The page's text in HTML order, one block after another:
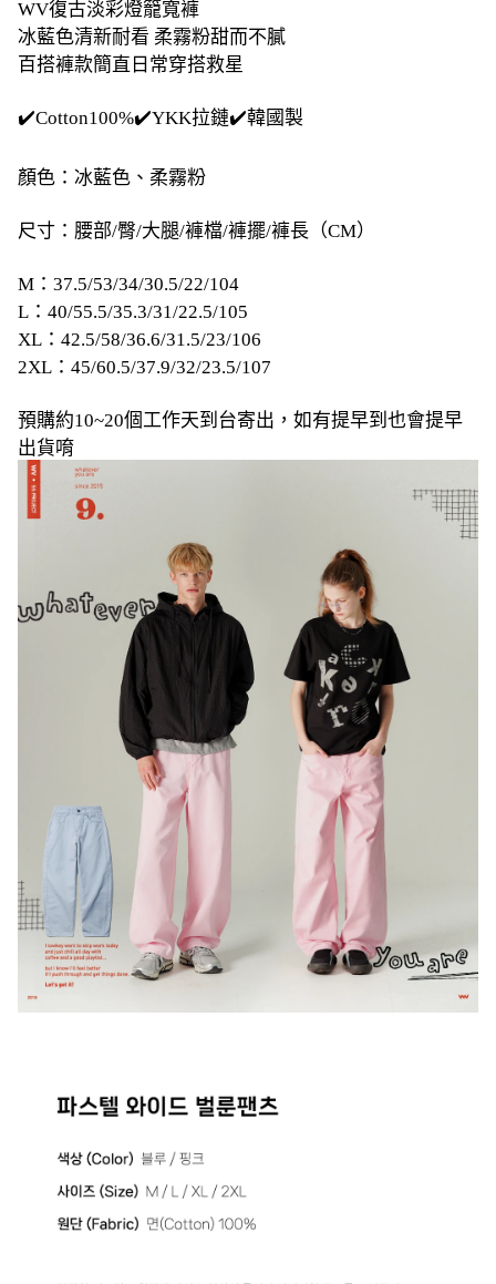
WV復古淡彩燈籠寬褲
冰藍色清新耐看 柔霧粉甜而不膩
百搭褲款簡直日常穿搭救星
✔️Cotton100%✔️YKK拉鏈✔️韓國製
顏色：冰藍色、柔霧粉
尺寸：腰部/臀/大腿/褲檔/褲擺/褲長（CM）
M：37.5/53/34/30.5/22/104
L：40/55.5/35.3/31/22.5/105
XL：42.5/58/36.6/31.5/23/106
2XL：45/60.5/37.9/32/23.5/107
預購約10~20個工作天到台寄出，如有提早到也會提早
出貨唷